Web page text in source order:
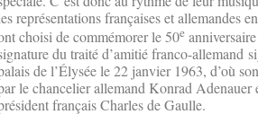
représentations françaises et allemandes
choisi de commémorer le 50e
du traité d’amitié franco-allemand
de l’Élysée le 22 janvier 1963, d’où
le chancelier allemand Konrad Adenauer
français Charles de Gaulle.